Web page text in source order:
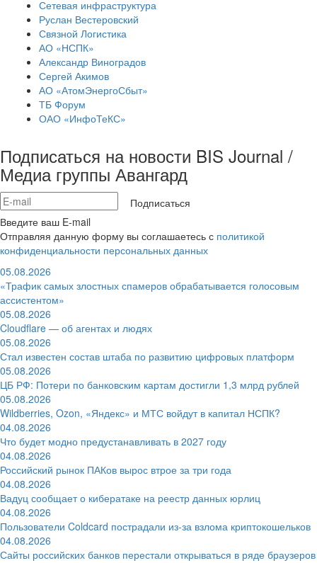
Сетевая инфраструктура
Руслан Вестеровский
Связной Логистика
АО «НСПК»
Александр Виноградов
Сергей Акимов
АО «АтомЭнергоСбыт»
ТБ Форум
ОАО «ИнфоТеКС»
Подписаться на новости BIS Journal /
Медиа группы Авангард
Подписаться
Введите ваш E-mail
Отправляя данную форму вы соглашаетесь с политикой
конфиденциальности персональных данных
05.08.2026
«Трафик самых злостных спамеров обрабатывается голосовым
ассистентом»
05.08.2026
Cloudflare — об агентах и людях
05.08.2026
Стал известен состав штаба по развитию цифровых платформ
05.08.2026
ЦБ РФ: Потери по банковским картам достигли 1,3 млрд рублей
05.08.2026
Wildberries, Ozon, «Яндекс» и МТС войдут в капитал НСПК?
04.08.2026
Что будет модно предустанавливать в 2027 году
04.08.2026
Российский рынок ПАКов вырос втрое за три года
04.08.2026
Вадуц сообщает о кибератаке на реестр данных юрлиц
04.08.2026
Пользователи Coldcard пострадали из-за взлома криптокошельков
04.08.2026
Сайты российских банков перестали открываться в ряде браузеров